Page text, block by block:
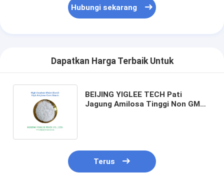
Hubungi sekarang
Dapatkan Harga Terbaik Untuk
BEIJING YIGLEE TECH Pati
Jagung Amilosa Tinggi Non GMO
Terus